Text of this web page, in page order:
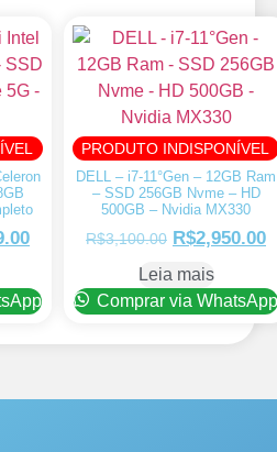
PRODUTO INDISPONÍVEL
DELL – i7-11°Gen – 12GB Ram
– SSD 256GB Nvme – HD
500GB – Nvidia MX330
R$3,100.00 R$2,950.00
Leia mais
Comprar via WhatsApp